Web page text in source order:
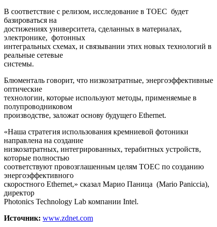
В соответствие с релизом, исследование в TOEC будет
базироваться на
достижениях университета, сделанных в материалах,
электронике, фотонных
интегральных схемах, и связывании этих новых технологий в
реальные сетевые
системы.
Блюменталь говорит, что низкозатратные, энергоэффективные
оптические
технологии, которые используют методы, применяемые в
полупроводниковом
производстве, заложат основу будущего Ethernet.
«Наша стратегия использования кремниевой фотоники
направлена на создание
низкозатратных, интегрированных, терабитных устройств,
которые полностью
соответствуют провозглашенным целям TOEC по созданию
энергоэффективного
скоростного Ethernet,» сказал Марио Паница (Mario Paniccia),
директор
Photonics Technology Lab компании Intel.
Источник: www.zdnet.com